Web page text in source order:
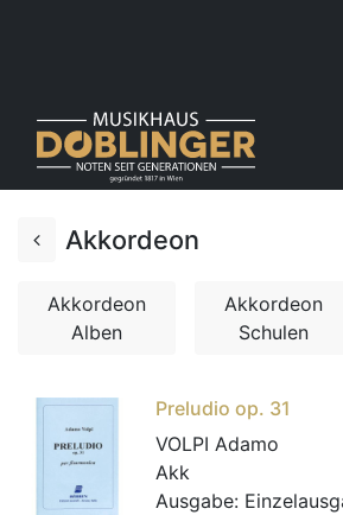
Akkordeon
Akkordeon
Alben
Akkordeon
Schulen
Preludio op. 31
VOLPI Adamo
Akk
Ausgabe: